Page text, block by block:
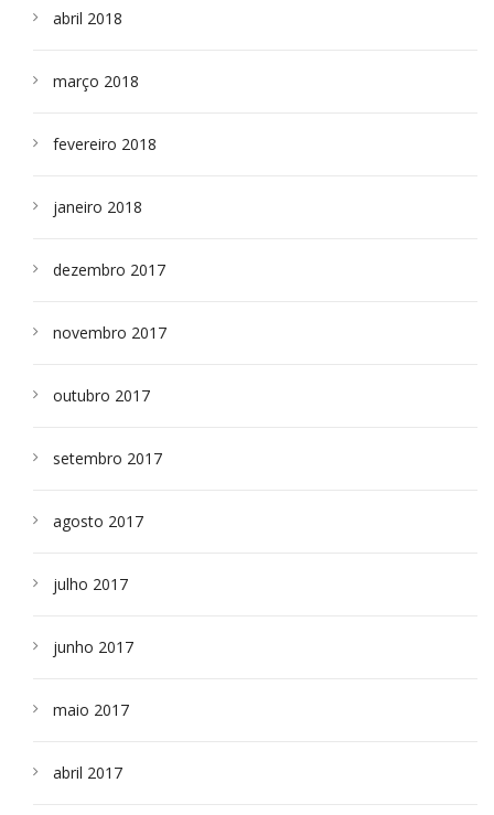
abril 2018
março 2018
fevereiro 2018
janeiro 2018
dezembro 2017
novembro 2017
outubro 2017
setembro 2017
agosto 2017
julho 2017
junho 2017
maio 2017
abril 2017